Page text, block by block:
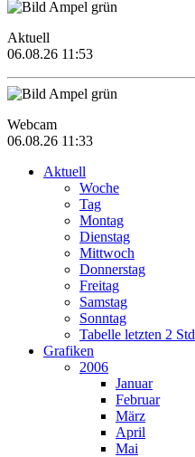
Aktuell
06.08.26 11:53
Webcam
06.08.26 11:33
Aktuell
Woche
Tag
Montag
Dienstag
Mittwoch
Donnerstag
Freitag
Samstag
Sonntag
Tabelle letzten 2 Std
Grafiken
2006
Januar
Februar
März
April
Mai